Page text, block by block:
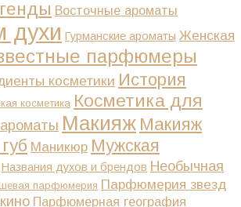
Восточные ароматы
духи Гурманские ароматы Женская
парфюмеры
косметики История
косметика Косметика для
Макияж Макияж
Маникюр Мужская
Названия духов и брендов Необычная
парфюмерия Парфюмерия звезд
Парфюмерная география